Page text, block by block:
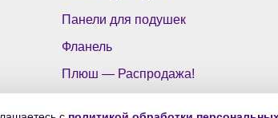
Панели для подушек
Фланель
Плюш — Распродажа!